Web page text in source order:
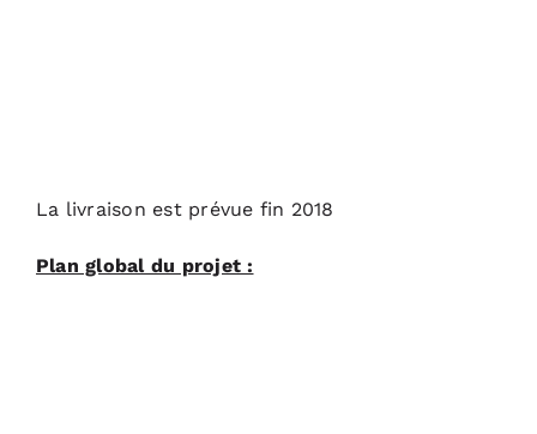
La livraison est prévue fin 2018
Plan global du projet :